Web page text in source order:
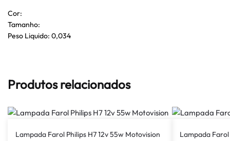
Cor:
Tamanho:
Peso Liquido: 0,034
Produtos relacionados
Lampada Farol Philips H7 12v 55w Motovision Lampada